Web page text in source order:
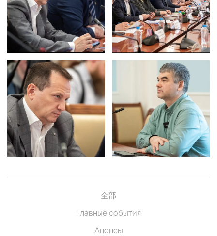
全部
Главные события
Анонсы